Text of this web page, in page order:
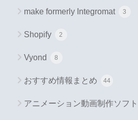
make formerly Integromat 3
Shopify 2
Vyond 8
おすすめ情報まとめ 44
アニメーション動画制作ソフト